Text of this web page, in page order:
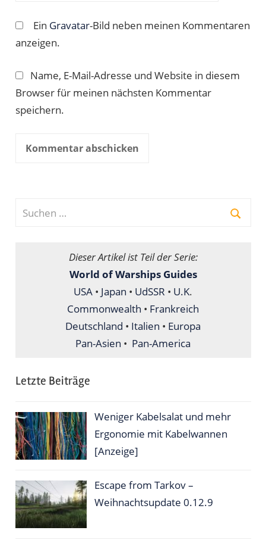
Ein Gravatar-Bild neben meinen Kommentaren
anzeigen.
Name, E-Mail-Adresse und Website in diesem
Browser für meinen nächsten Kommentar
speichern.
Suchen
Dieser Artikel ist Teil der Serie:
World of Warships Guides
USA • Japan • UdSSR • U.K.
Commonwealth • Frankreich
Deutschland • Italien • Europa
Pan-Asien • Pan-America
Letzte Beiträge
Weniger Kabelsalat und mehr
Ergonomie mit Kabelwannen
[Anzeige]
Escape from Tarkov –
Weihnachtsupdate 0.12.9